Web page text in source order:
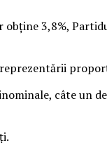
obţine 3,8%,
câte un